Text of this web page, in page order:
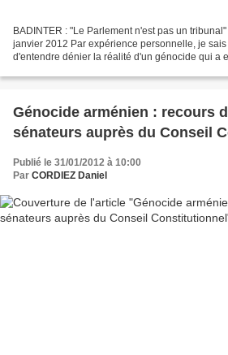
BADINTER : "Le Parlement n'est pas un
janvier 2012 Par expérience personnelle, je
d'entendre dénier la réalité d'un génocide qui a
Génocide arménien : recours
sénateurs auprès du Conseil
Publié le 31/01/2012 à 10:00
Par CORDIEZ Daniel